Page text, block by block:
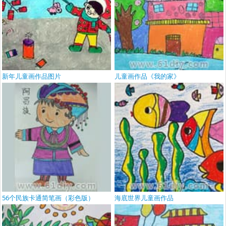
新年儿童画作品图片 儿童画作品《我的家》
56个民族卡通简笔画（彩色版） 海底世界儿童画作品